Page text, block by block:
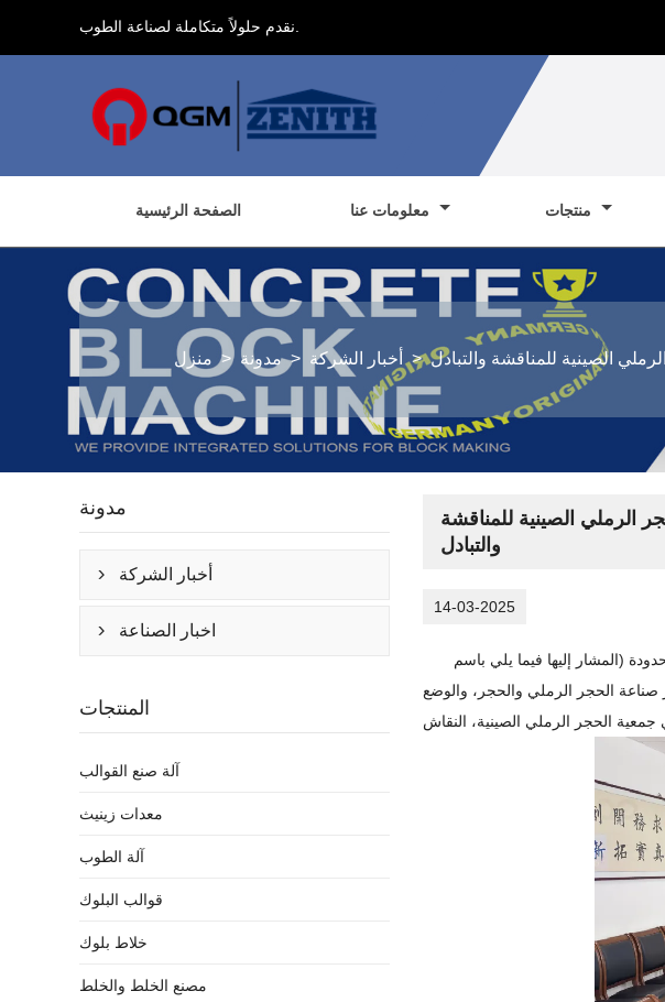
الصفحة الرئيسية
منزل > مدونة > أخبار الشركة > الصينية للمناقشة والتبادل
الرملي الصينية للمناقشة
والتبادل
14-03-2025
(المشار إليها فيما يلي باسم
صناعة الحجر الرملي والحجر، والوضع
مدونة
 أخبار الشركة
 اخبار الصناعة
المنتجات
آلة صنع القوالب
معدات زينيث
آلة الطوب
قوالب البلوك
خلاط بلوك
مصنع الخلط والخلط